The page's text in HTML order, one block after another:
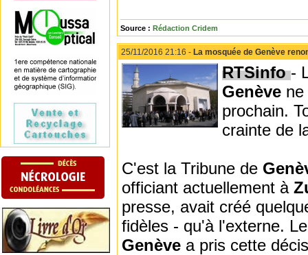
Source : Rédaction Cridem
25/11/2016 21:16 - La mosquée de Genève
RTSinfo-
Genève
prochain.
crainte de
C'est la Tribune de
officiant actuellement à
presse, avait créé
fidèles - qu'à l'externe.
Genève a pris cette